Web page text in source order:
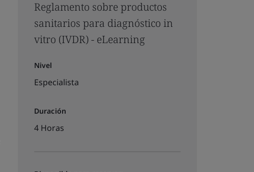
Reglamento sobre productos
sanitarios para diagnóstico in
vitro (IVDR) - eLearning
Nivel
Especialista
Duración
4 Horas